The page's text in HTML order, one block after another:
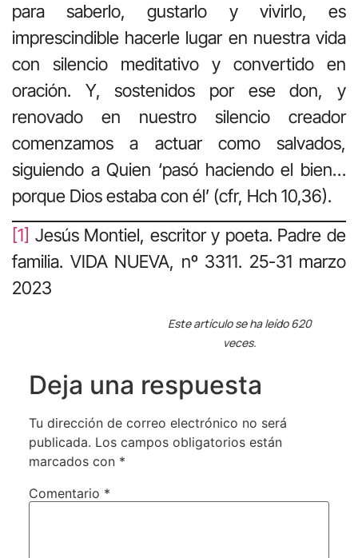
para saberlo, gustarlo y vivirlo, es
imprescindible hacerle lugar en nuestra vida
con silencio meditativo y convertido en
oración. Y, sostenidos por ese don, y
renovado en nuestro silencio creador
comenzamos a actuar como salvados,
siguiendo a Quien ‘pasó haciendo el bien…
porque Dios estaba con él’ (cfr, Hch 10,36).
[1] Jesús Montiel, escritor y poeta. Padre de
familia. VIDA NUEVA, nº 3311. 25-31 marzo
2023
Este artículo se ha leído 620
veces.
Deja una respuesta
Tu dirección de correo electrónico no será
publicada. Los campos obligatorios están
marcados con *
Comentario *